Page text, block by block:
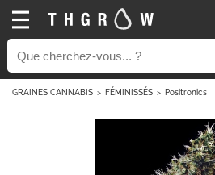
GRAINES CANNABIS FÉMINISSÉS Positronics